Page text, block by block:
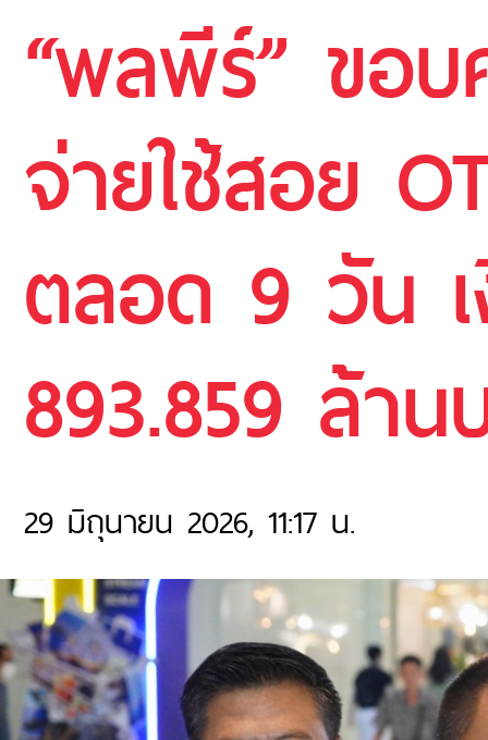
“พลพีร์” ขอ
จ่ายใช้สอย
ตลอด 9 วัน
893.859 ล้าน
29 มิถุนายน 2026, 11:17 น.